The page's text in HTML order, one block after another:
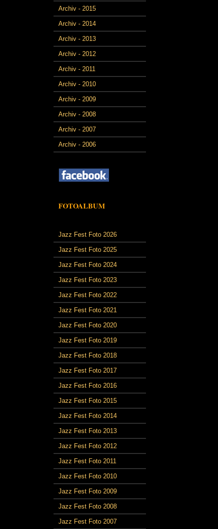
Archiv - 2015
Archiv - 2014
Archiv - 2013
Archiv - 2012
Archiv - 2011
Archiv - 2010
Archiv - 2009
Archiv - 2008
Archiv - 2007
Archiv - 2006
FOTOALBUM
Jazz Fest Foto 2026
Jazz Fest Foto 2025
Jazz Fest Foto 2024
Jazz Fest Foto 2023
Jazz Fest Foto 2022
Jazz Fest Foto 2021
Jazz Fest Foto 2020
Jazz Fest Foto 2019
Jazz Fest Foto 2018
Jazz Fest Foto 2017
Jazz Fest Foto 2016
Jazz Fest Foto 2015
Jazz Fest Foto 2014
Jazz Fest Foto 2013
Jazz Fest Foto 2012
Jazz Fest Foto 2011
Jazz Fest Foto 2010
Jazz Fest Foto 2009
Jazz Fest Foto 2008
Jazz Fest Foto 2007